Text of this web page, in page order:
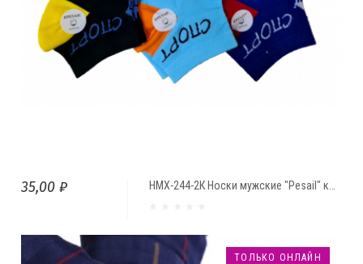
35,00 ₽
ТОЛЬКО ОНЛАЙН